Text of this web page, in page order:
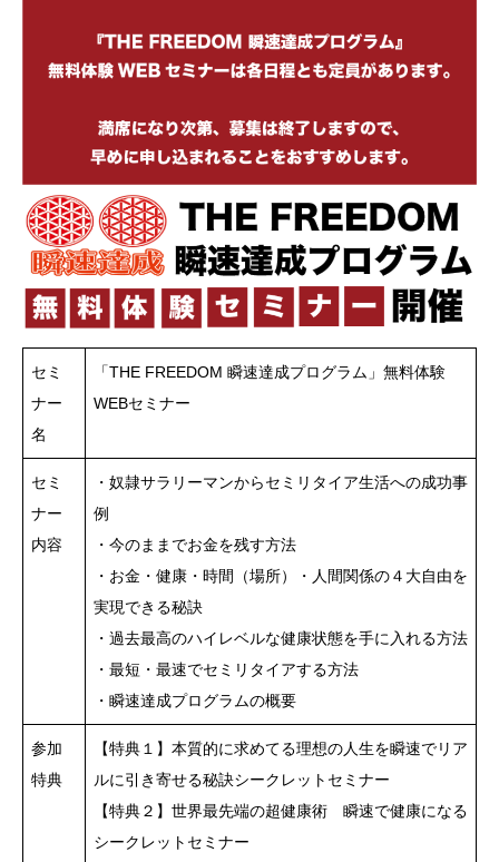
セミ
ナー
名
「THE FREEDOM 瞬速達成プログラム」無料体験
WEBセミナー
セミ
ナー
内容
・奴隷サラリーマンからセミリタイア生活への成功事
例
・今のままでお金を残す方法
・お金・健康・時間（場所）・人間関係の４大自由を
実現できる秘訣
・過去最高のハイレベルな健康状態を手に入れる方法
・最短・最速でセミリタイアする方法
・瞬速達成プログラムの概要
参加
特典
【特典１】本質的に求めてる理想の人生を瞬速でリア
ルに引き寄せる秘訣シークレットセミナー
【特典２】世界最先端の超健康術 瞬速で健康になる
シークレットセミナー